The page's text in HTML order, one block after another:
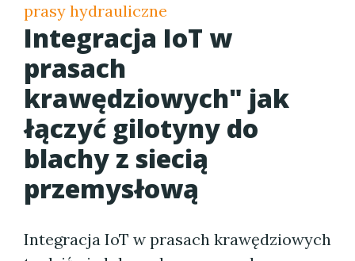
prasy hydrauliczne
Integracja IoT w
prasach
krawędziowych" jak
łączyć gilotyny do
blachy z siecią
przemysłową
Integracja IoT w prasach krawędziowych